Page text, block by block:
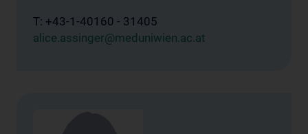
T: +43-1-40160 - 31405
alice.assinger@meduniwien.ac.at